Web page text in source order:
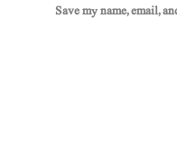
Save my name, email,